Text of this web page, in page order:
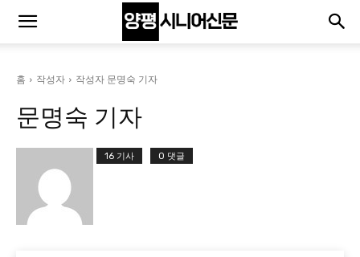
홈 작성자 작성자 문명숙 기자
문명숙 기자
16 기사 0 댓글